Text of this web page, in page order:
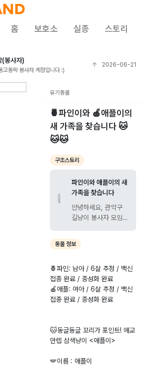
홈 보호소 실종 스토리
(봉사자)
고동락 봉사자 계정입니다 :)
2026-06-21
유기동물
🍍파인이와 🍎애플이의
새 가족을 찾습니다 🐱
🐱🐱
구조스토리
파인이와 애플이의 새
가족을 찾습니다
안녕하세요, 관악구
길냥이 봉사자 모임
동고동락입니다. 파인
이와 애플이는 구 보
이라 저희 단체에서
구조했어요. 기존 보
호자 사망으로 인해
보호소에 맡겨지게 되
었고 이후 동고동락으
로 오게 되었습니다.
추정 / 백신 접종 완
동물 정보
🍍파인: 남아 / 6살 추정 / 백신
접종 완료 / 중성화 완료
🍎애플: 여아 / 6살 추정 / 백신
접종 완료 / 중성화 완료
🐱동글동글 꼬리가 포인트! 애교
만렙 삼색냥이 <애플이>
🪽이름 : 애플이